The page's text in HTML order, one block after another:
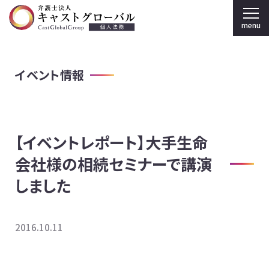
個人のお客様
弁護士紹介
事務所案内
法人のお客様
menu
イベント情報
【イベントレポート】大手生命
会社様の相続セミナーで講演
しました
2016.10.11